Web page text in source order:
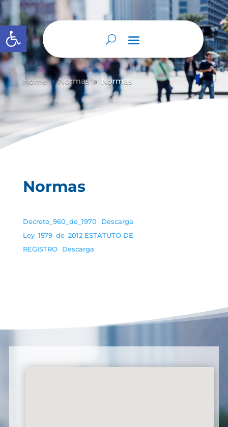
Abrir barra de herramientas
Home 9 Normas 9 Normas
Normas
Decreto_960_de_1970
Descarga
Ley_1579_de_2012 ESTATUTO DE
REGISTRO
Descarga